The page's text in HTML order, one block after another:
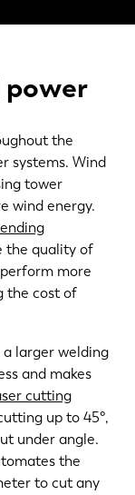
power
the
systems. Wind
tower
wind energy.
the quality of
more
the cost of
larger welding
and makes
cutting
up to 45°,
under angle.
the
to cut any